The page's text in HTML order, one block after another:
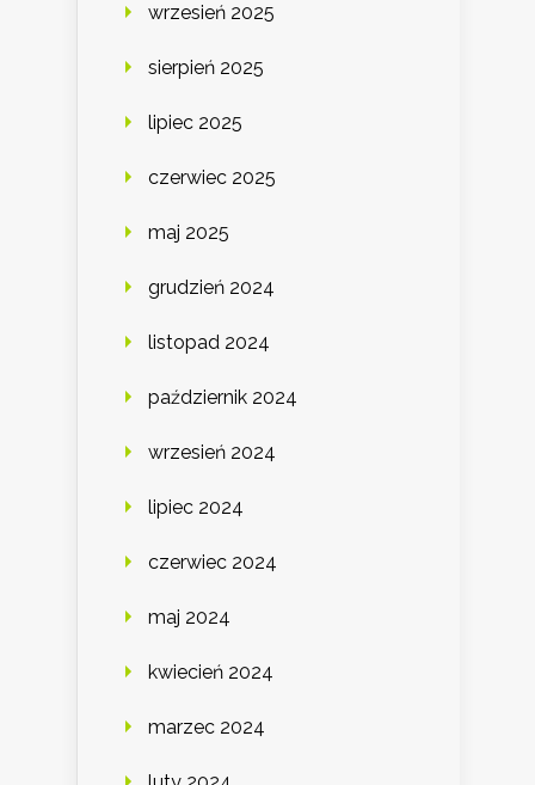
wrzesień 2025
sierpień 2025
lipiec 2025
czerwiec 2025
maj 2025
grudzień 2024
listopad 2024
październik 2024
wrzesień 2024
lipiec 2024
czerwiec 2024
maj 2024
kwiecień 2024
marzec 2024